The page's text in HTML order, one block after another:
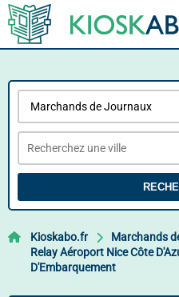
Kioskabo.fr Marchands
Relay Aéroport Nice Côte
D'Embarquement